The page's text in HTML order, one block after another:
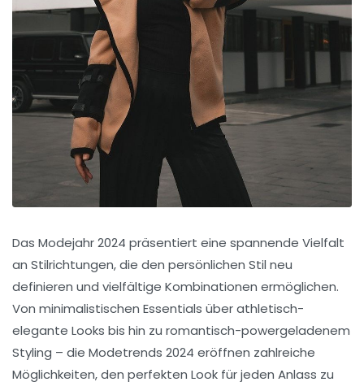
Das Modejahr 2024 präsentiert eine spannende Vielfalt
an Stilrichtungen, die den persönlichen Stil neu
definieren und vielfältige Kombinationen ermöglichen.
Von minimalistischen Essentials über athletisch-
elegante Looks bis hin zu romantisch-powergeladenem
Styling – die Modetrends 2024 eröffnen zahlreiche
Möglichkeiten, den perfekten Look für jeden Anlass zu